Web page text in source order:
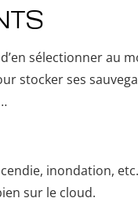
sélectionner au
stocker ses
inondation,
sur le cloud.